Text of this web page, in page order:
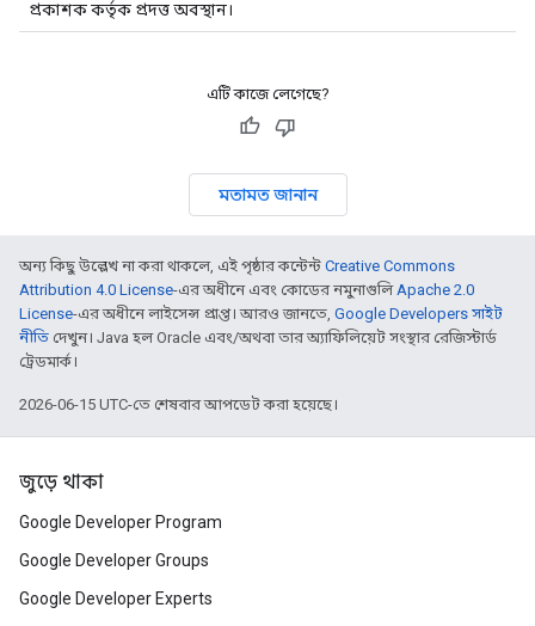
প্রকাশক কর্তৃক প্রদত্ত অবস্থান।
এটি কাজে লেগেছে?
মতামত জানান
অন্য কিছু উল্লেখ না করা থাকলে, এই পৃষ্ঠার কন্টেন্ট Creative Commons
Attribution 4.0 License-এর অধীনে এবং কোডের নমুনাগুলিApache 2.0
License-এর অধীনে লাইসেন্স প্রাপ্ত। আরও জানতে, Google Developers সাইট
নীতি দেখুন। Java হল Oracle এবং/অথবা তার অ্যাফিলিয়েট সংস্থার রেজিস্টার্ড
ট্রেডমার্ক।
2026-06-15 UTC-তে শেষবার আপডেট করা হয়েছে।
জুড়ে থাকা
Google Developer Program
Google Developer Groups
Google Developer Experts